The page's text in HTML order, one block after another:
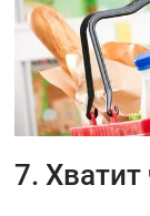
7. Хватит